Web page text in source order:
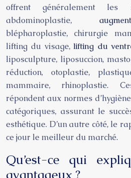
offrent généralement les
abdominoplastie,
blépharoplastie, chirurgie
lifting du visage,lifting du
liposculpture, liposuccion,
réduction, otoplastie,
mammaire, rhinoplastie.
répondent aux normes
catégoriques, assurant le
esthétique. D’un autre côté, le
ce jour le meilleur du marché.
Qu’est-ce qui
avantageux ?